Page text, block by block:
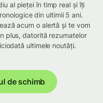
al pieței în timp real și îți
din ultimii 5 ani.
acum o alertă și te vom
plus, datorită rezumatelor
ultimele noutăți.
de schimb